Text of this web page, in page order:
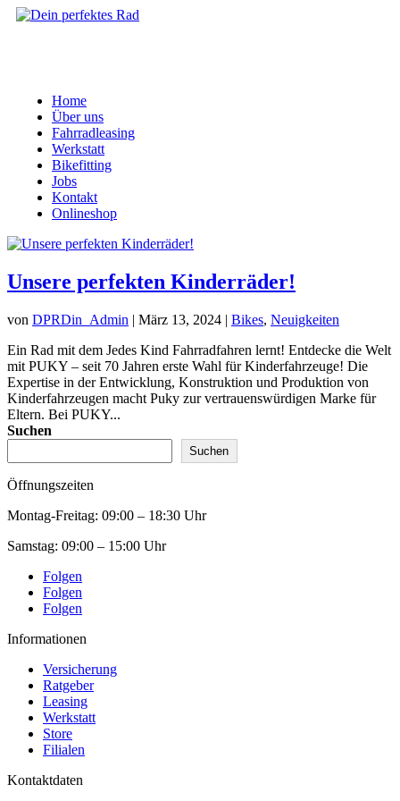
Home
Über uns
Fahrradleasing
Werkstatt
Bikefitting
Jobs
Kontakt
Onlineshop
Unsere perfekten Kinderräder!
von DPRDin_Admin | März 13, 2024 | Bikes, Neuigkeiten
Ein Rad mit dem Jedes Kind Fahrradfahren lernt! Entdecke die Welt
mit PUKY – seit 70 Jahren erste Wahl für Kinderfahrzeuge! Die
Expertise in der Entwicklung, Konstruktion und Produktion von
Kinderfahrzeugen macht Puky zur vertrauenswürdigen Marke für
Eltern. Bei PUKY...
Suchen
Suchen
Öffnungszeiten
Montag-Freitag: 09:00 – 18:30 Uhr
Samstag: 09:00 – 15:00 Uhr
Folgen
Folgen
Folgen
Informationen
Versicherung
Ratgeber
Leasing
Werkstatt
Store
Filialen
Kontaktdaten